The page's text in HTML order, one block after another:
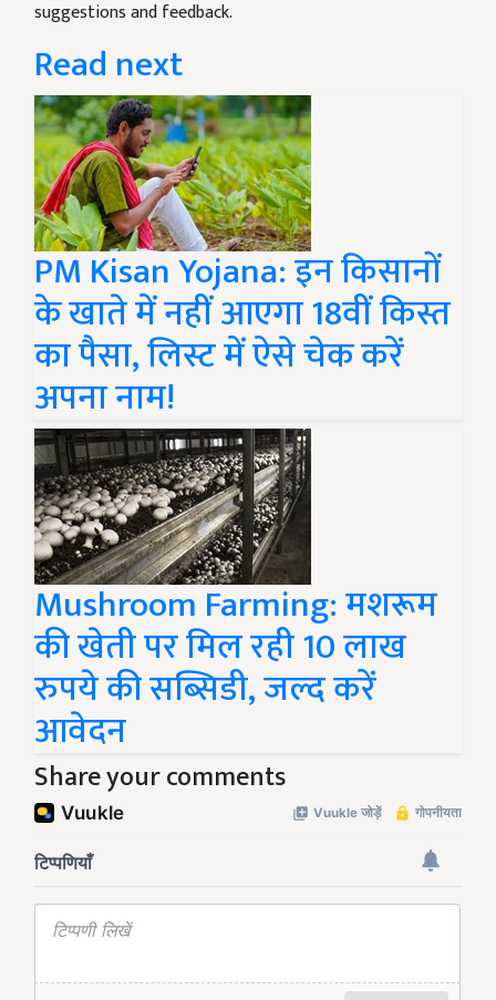
suggestions and feedback.
Read next
PM Kisan Yojana: इन किसानों
के खाते में नहीं आएगा 18वीं किस्त
का पैसा, लिस्ट में ऐसे चेक करें
अपना नाम!
Mushroom Farming: मशरूम
की खेती पर मिल रही 10 लाख
रुपये की सब्सिडी, जल्द करें
आवेदन
Share your comments